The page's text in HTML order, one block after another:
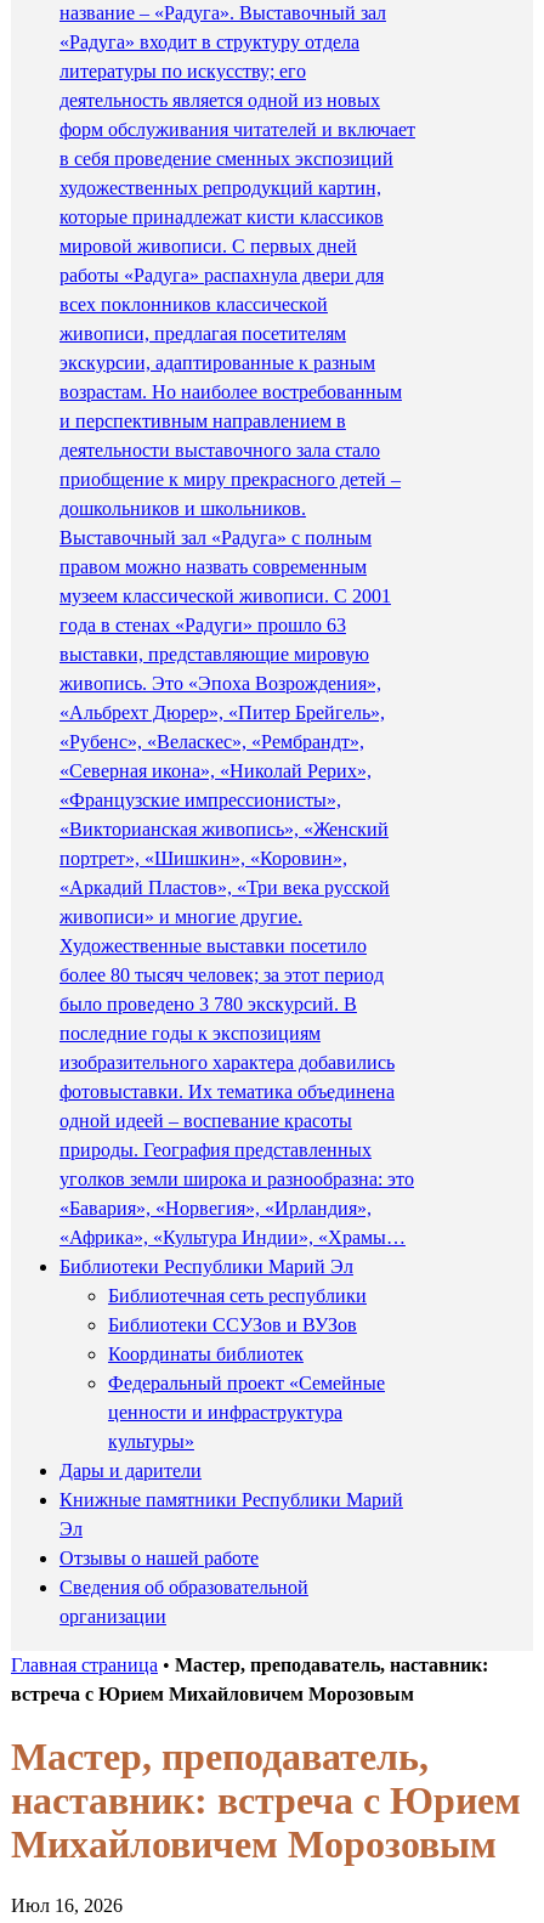
название – «Радуга». Выставочный зал
«Радуга» входит в структуру отдела
литературы по искусству; его
деятельность является одной из новых
форм обслуживания читателей и включает
в себя проведение сменных экспозиций
художественных репродукций картин,
которые принадлежат кисти классиков
мировой живописи. С первых дней
работы «Радуга» распахнула двери для
всех поклонников классической
живописи, предлагая посетителям
экскурсии, адаптированные к разным
возрастам. Но наиболее востребованным
и перспективным направлением в
деятельности выставочного зала стало
приобщение к миру прекрасного детей –
дошкольников и школьников.
Выставочный зал «Радуга» с полным
правом можно назвать современным
музеем классической живописи. С 2001
года в стенах «Радуги» прошло 63
выставки, представляющие мировую
живопись. Это «Эпоха Возрождения»,
«Альбрехт Дюрер», «Питер Брейгель»,
«Рубенс», «Веласкес», «Рембрандт»,
«Северная икона», «Николай Рерих»,
«Французские импрессионисты»,
«Викторианская живопись», «Женский
портрет», «Шишкин», «Коровин»,
«Аркадий Пластов», «Три века русской
живописи» и многие другие.
Художественные выставки посетило
более 80 тысяч человек; за этот период
было проведено 3 780 экскурсий. В
последние годы к экспозициям
изобразительного характера добавились
фотовыставки. Их тематика объединена
одной идеей – воспевание красоты
природы. География представленных
уголков земли широка и разнообразна: это
«Бавария», «Норвегия», «Ирландия»,
«Африка», «Культура Индии», «Храмы…
Библиотеки Республики Марий Эл
Библиотечная сеть республики
Библиотеки ССУЗов и ВУЗов
Координаты библиотек
Федеральный проект «Семейные
ценности и инфраструктура
культуры»
Дары и дарители
Книжные памятники Республики Марий
Эл
Отзывы о нашей работе
Сведения об образовательной
организации
Главная страница • Мастер, преподаватель, наставник:
встреча с Юрием Михайловичем Морозовым
Мастер, преподаватель,
наставник: встреча с Юрием
Михайловичем Морозовым
Июл 16, 2026